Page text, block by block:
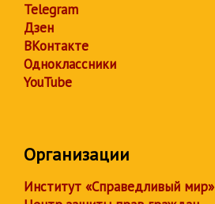
Telegram
Дзен
ВКонтакте
Одноклассники
YouTube
Организации
Институт «Справедливый мир»